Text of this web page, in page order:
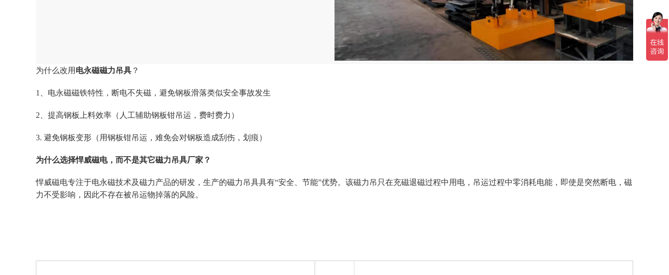
为什么改用 电永磁磁力吊具 ？
1 、电永磁磁铁特性，断电不失磁，避免钢板滑落类似安全事故发生
2 、提高钢板上料效率（人工辅助钢板钳吊运，费时费力）
3. 避免钢板变形（用钢板钳吊运，难免会对钢板造成刮伤，划痕）
为什么选择悍威磁电，而不是其它磁力吊具厂家？
悍威磁电专注于电永磁技术及磁力产品的研发，生产的磁力吊具具有“安全、节能”优势。该磁力吊只在充磁退磁过程中用电，吊运过程中零消耗电能，即使是突然断电，磁
力不受影响，因此不存在被吊运物掉落的风险。